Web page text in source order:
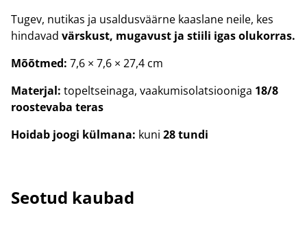
Tugev, nutikas ja usaldusväärne kaaslane neile, kes
hindavad värskust, mugavust ja stiili igas olukorras.
Mõõtmed: 7,6 × 7,6 × 27,4 cm
Materjal: topeltseinaga, vaakumisolatsiooniga 18/8
roostevaba teras
Hoidab joogi külmana: kuni 28 tundi
Seotud kaubad